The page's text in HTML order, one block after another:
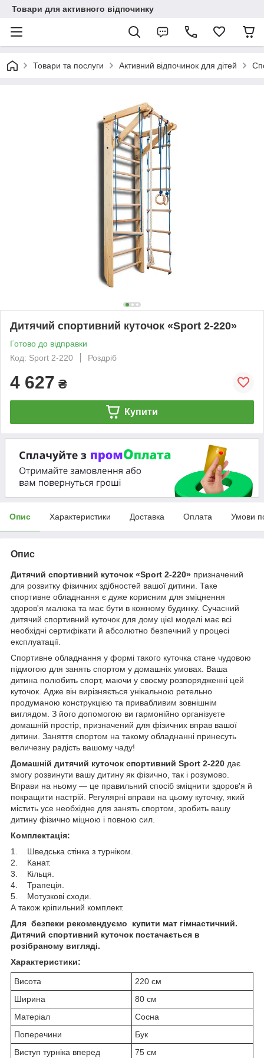
Товари для активного відпочинку
Товари та послуги Активний відпочинок для дітей
Дитячий спортивний куточок «Sport 2-220»
Готово до відправки
Код: Sport 2-220
Роздріб
4 627 ₴
Купити
Опис Характеристики Доставка Оплата Умови
Опис
Дитячий спортивний куточок «Sport 2-220» призначений
для розвитку фізичних здібностей вашої дитини. Таке
спортивне обладнання є дуже корисним для зміцнення
здоров'я малюка та має бути в кожному будинку. Сучасний
дитячий спортивний куточок для дому цієї моделі має всі
необхідні сертифікати й абсолютно безпечний у процесі
експлуатації.
Спортивне обладнання у формі такого куточка стане чудовою
підмогою для занять спортом у домашніх умовах. Ваша
дитина полюбить спорт, маючи у своєму розпорядженні цей
куточок. Адже він вирізняється унікальною ретельно
продуманою конструкцією та привабливим зовнішнім
виглядом. З його допомогою ви гармонійно організуєте
домашній простір, призначений для фізичних вправ вашої
дитини. Заняття спортом на такому обладнанні принесуть
величезну радість вашому чаду!
Домашній дитячий куточок спортивний Sport 2-220 дає
змогу розвинути вашу дитину як фізично, так і розумово.
Вправи на ньому — це правильний спосіб зміцнити здоров'я й
покращити настрій. Регулярні вправи на цьому куточку, який
містить усе необхідне для занять спортом, зробить вашу
дитину фізично міцною і повною сил.
Комплектація:
1. Шведська стінка з турніком.
2. Канат.
3. Кільця.
4. Трапеція.
5. Мотузкові сходи.
А також кріпильний комплект.
Для безпеки рекомендуємо купити мат гімнастичний.
Дитячий спортивний куточок постачається в
розібраному вигляді.
Характеристики:
Висота
220 см
Ширина
80 см
Матеріал
Сосна
Поперечини
Бук
Виступ турніка вперед
75 см